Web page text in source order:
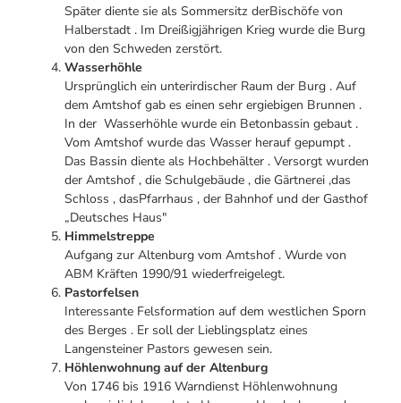
Später diente sie als Sommersitz derBischöfe von
Halberstadt . Im Dreißigjährigen Krieg wurde die Burg
von den Schweden zerstört.
Wasserhöhle
Ursprünglich ein unterirdischer Raum der Burg . Auf
dem Amtshof gab es einen sehr ergiebigen Brunnen .
In der Wasserhöhle wurde ein Betonbassin gebaut .
Vom Amtshof wurde das Wasser herauf gepumpt .
Das Bassin diente als Hochbehälter . Versorgt wurden
der Amtshof , die Schulgebäude , die Gärtnerei ,das
Schloss , dasPfarrhaus , der Bahnhof und der Gasthof
„Deutsches Haus"
Himmelstreppe
Aufgang zur Altenburg vom Amtshof . Wurde von
ABM Kräften 1990/91 wiederfreigelegt.
Pastorfelsen
Interessante Felsformation auf dem westlichen Sporn
des Berges . Er soll der Lieblingsplatz eines
Langensteiner Pastors gewesen sein.
Höhlenwohnung auf der Altenburg
Von 1746 bis 1916 Warndienst Höhlenwohnung